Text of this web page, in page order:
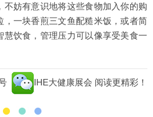
不妨有意识地将这些食物加入你的购
，一块香煎三文鱼配糙米饭，或者简
慧饮食，管理压力可以像享受美食一
IHE大健康展会 阅读更精彩！